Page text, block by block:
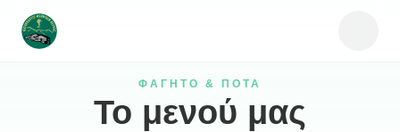
ΦΑΓΗΤΌ & ΠΟΤΆ
Το μενού μας